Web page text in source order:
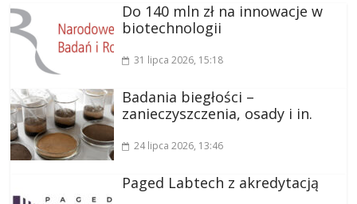
Do 140 mln zł na innowacje w
biotechnologii
31 lipca 2026, 15:18
Badania biegłości –
zanieczyszczenia, osady i in.
24 lipca 2026, 13:46
Paged Labtech z akredytacją